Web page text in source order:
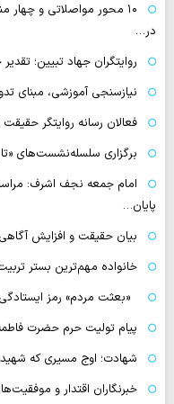
۱۰ محور مواصلاتی و چهار
در…
روایتگران جهاد تبیین؛
نیازسنجی آموزشی، مبنای
فعالان رسانه‌ روایتگر
برگزاری سلسله‌نشست‌های
امام جمعه نجف اشرف:
پایان…
بیان حقیقت و افزایش
خانواده مهم‌ترین بستر
«بعثت مردم» رمز
پیام تولیت حرم حضرت
شهادت؛ اوج مسیری که
خبرنگاران اقتدار و